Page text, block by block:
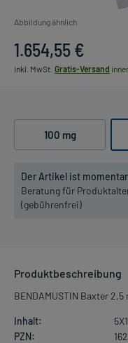
Abbildung ähnlich
1.654,55 €
inkl. MwSt. Gratis-Versand
100 mg
Der Artikel ist
Beratung für
(gebührenfrei)
Produktbeschreibung
BENDAMUSTIN Baxter
Inhalt:
PZN: